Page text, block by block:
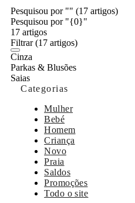
Pesquisou por "" (17 artigos)
Pesquisou por "{0}"
17 artigos
Filtrar(17 artigos)
Cinza
Parkas & Blusões
Saias
Categorias
Mulher
Bebé
Homem
Criança
Novo
Praia
Saldos
Promoções
Todo o site